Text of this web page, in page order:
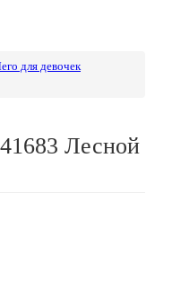
для девочек
Лесной